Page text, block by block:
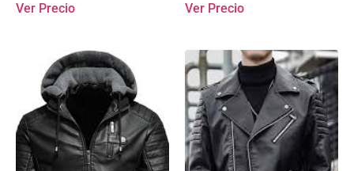
Ver Precio Ver Precio